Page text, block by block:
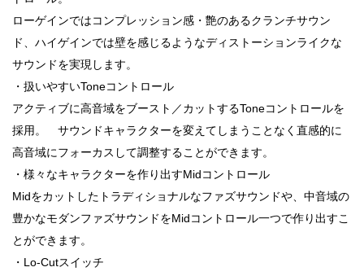
ローゲインではコンプレッション感・艶のあるクランチサウン
ド、ハイゲインでは壁を感じるようなディストーションライクな
サウンドを実現します。
・扱いやすいToneコントロール
アクティブに高音域をブースト／カットするToneコントロールを
採用。 サウンドキャラクターを変えてしまうことなく直感的に
高音域にフォーカスして調整することができます。
・様々なキャラクターを作り出すMidコントロール
Midをカットしたトラディショナルなファズサウンドや、中音域の
豊かなモダンファズサウンドをMidコントロール一つで作り出すこ
とができます。
・Lo-Cutスイッチ